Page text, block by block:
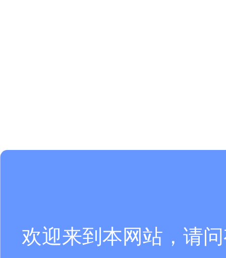
欢迎来到本网站，请